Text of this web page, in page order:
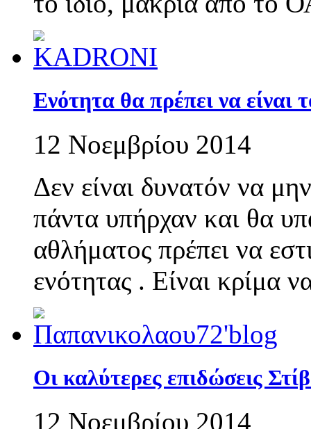
Ενότητα θα πρέπει να
12 Νοεμβρίου 2014
Δεν είναι δυνατόν να
πάντα υπήρχαν και θα
αθλήματος πρέπει να
ενότητας . Είναι κρίμα
Oι καλύτερες επιδώσεις
12 Νοεμβρίου 2014